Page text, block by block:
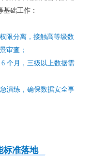
础工作：
限分离，接触高等级数
审查；
个月，三级以上数据需
演练，确保数据安全事
标准落地